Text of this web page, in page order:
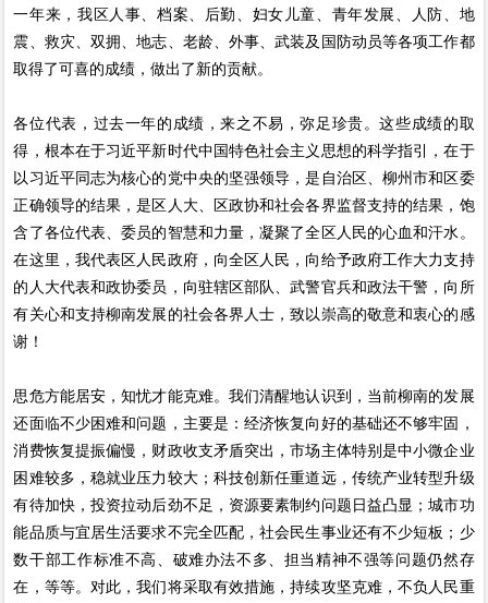
一年来，我区人事、档案、后勤、妇女儿童、青年发展、人防、地
震、救灾、双拥、地志、老龄、外事、武装及国防动员等各项工作都
取得了可喜的成绩，做出了新的贡献。
各位代表，过去一年的成绩，来之不易，弥足珍贵。这些成绩的取
得，根本在于习近平新时代中国特色社会主义思想的科学指引，在于
以习近平同志为核心的党中央的坚强领导，是自治区、柳州市和区委
正确领导的结果，是区人大、区政协和社会各界监督支持的结果，饱
含了各位代表、委员的智慧和力量，凝聚了全区人民的心血和汗水。
在这里，我代表区人民政府，向全区人民，向给予政府工作大力支持
的人大代表和政协委员，向驻辖区部队、武警官兵和政法干警，向所
有关心和支持柳南发展的社会各界人士，致以崇高的敬意和衷心的感
谢！
思危方能居安，知忧才能克难。我们清醒地认识到，当前柳南的发展
还面临不少困难和问题，主要是：经济恢复向好的基础还不够牢固，
消费恢复提振偏慢，财政收支矛盾突出，市场主体特别是中小微企业
困难较多，稳就业压力较大；科技创新任重道远，传统产业转型升级
有待加快，投资拉动后劲不足，资源要素制约问题日益凸显；城市功
能品质与宜居生活要求不完全匹配，社会民生事业还有不少短板；少
数干部工作标准不高、破难办法不多、担当精神不强等问题仍然存
在，等等。对此，我们将采取有效措施，持续攻坚克难，不负人民重